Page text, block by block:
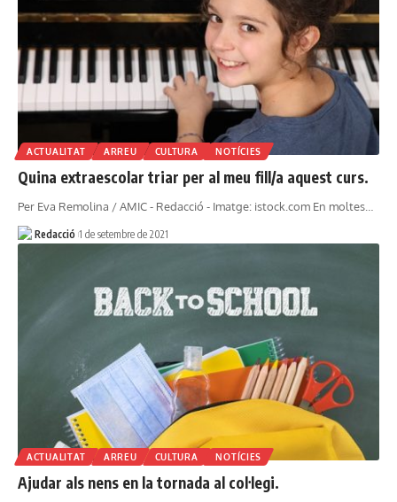
ACTUALITAT ARREU CULTURA NOTÍCIES
Quina extraescolar triar per al meu fill/a aquest curs.
Per Eva Remolina / AMIC - Redacció - Imatge: istock.com En moltes…
Redacció 1 de setembre de 2021
ACTUALITAT ARREU CULTURA NOTÍCIES
Ajudar als nens en la tornada al col·legi.